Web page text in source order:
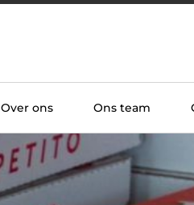
Over ons Ons team